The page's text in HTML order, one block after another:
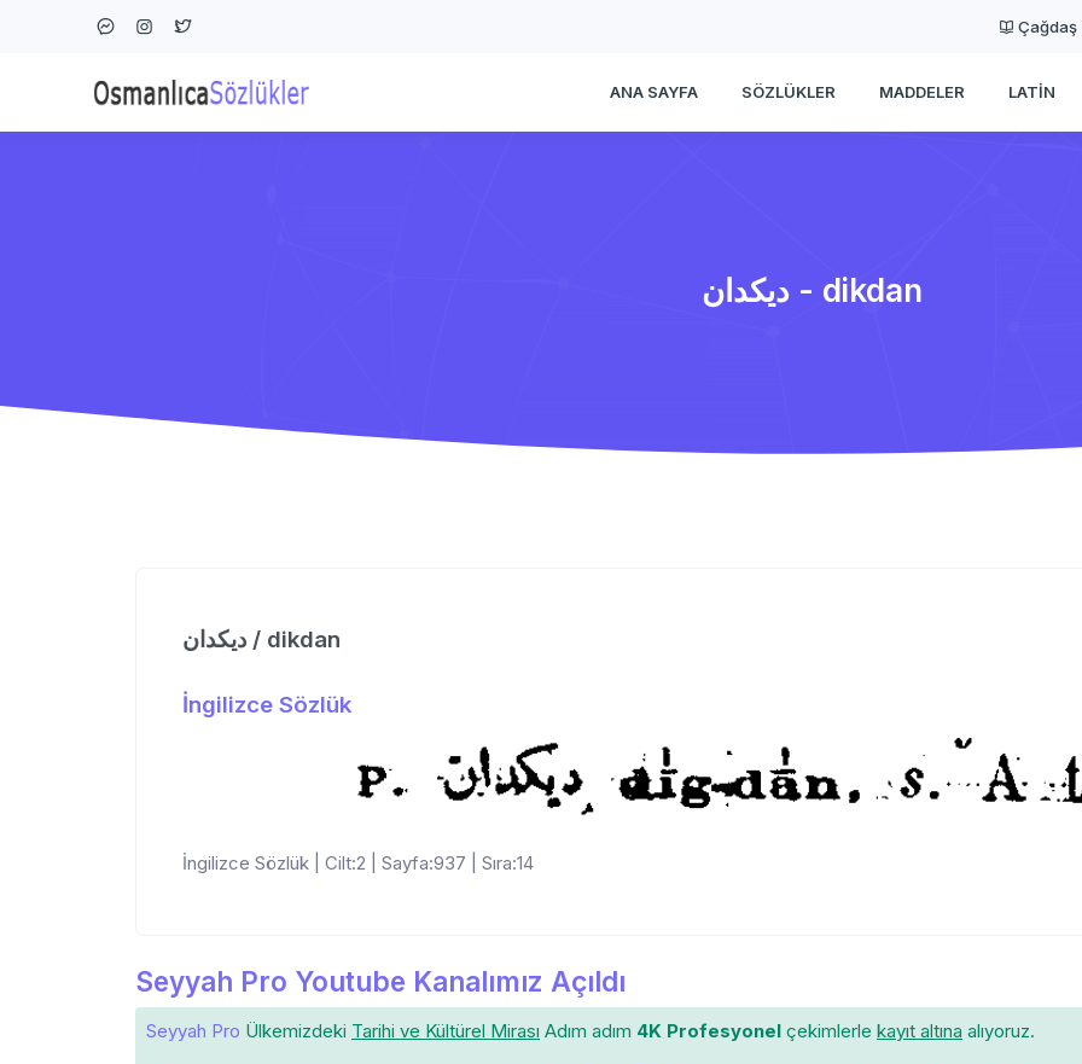
Çağdaş
ANA SAYFA SÖZLÜKLER MADDELER LATIN
دیكدان - dikdan
دیكدان / dikdan
İngilizce Sözlük
İngilizce Sözlük | Cilt:2 | Sayfa:937 | Sıra:14
Seyyah Pro Youtube Kanalımız Açıldı
Seyyah Pro Ülkemizdeki Tarihi ve Kültürel Mirası Adım adım 4K Profesyonel çekimlerle kayıt altına alıyoruz.